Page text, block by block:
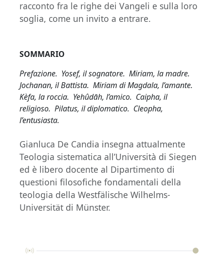
racconto fra le righe dei Vangeli e sulla loro
soglia, come un invito a entrare.
SOMMARIO
Prefazione. Yosef, il sognatore. Miriam, la madre.
Jochanan, il Battista. Miriam di Magdala, l’amante.
Kèfa, la roccia. Yehûdāh, l’amico. Caipha, il
religioso. Pilatus, il diplomatico. Cleopha,
l’entusiasta.
Gianluca De Candia insegna attualmente
Teologia sistematica all’Università di Siegen
ed è libero docente al Dipartimento di
questioni filosofiche fondamentali della
teologia della Westfälische Wilhelms-
Universität di Münster.